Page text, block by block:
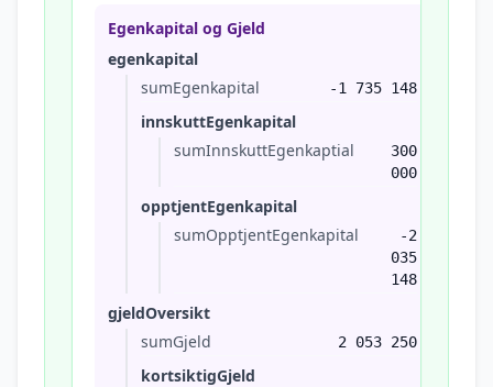
Egenkapital og Gjeld
egenkapital
sumEgenkapital
-1 735 148
innskuttEgenkapital
sumInnskuttEgenkaptial
300
000
opptjentEgenkapital
sumOpptjentEgenkapital
-2
035
148
gjeldOversikt
sumGjeld
2 053 250
kortsiktigGjeld